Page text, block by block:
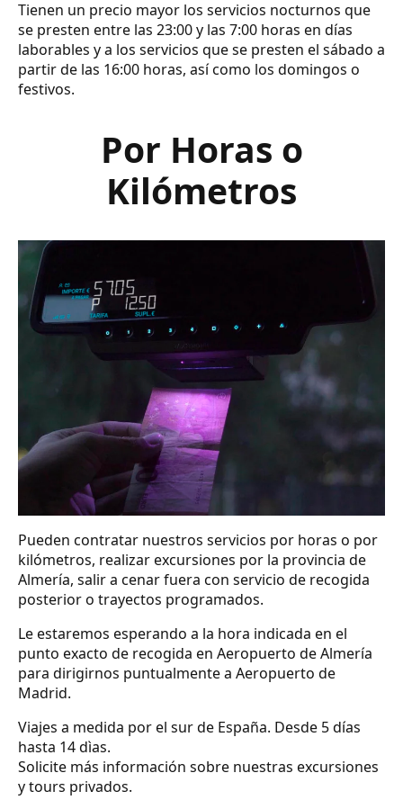
Tienen un precio mayor los servicios nocturnos que
se presten entre las 23:00 y las 7:00 horas en días
laborables y a los servicios que se presten el sábado a
partir de las 16:00 horas, así como los domingos o
festivos.
Por Horas o
Kilómetros
Pueden contratar nuestros servicios por horas o por
kilómetros, realizar excursiones por la provincia de
Almería, salir a cenar fuera con servicio de recogida
posterior o trayectos programados.
Le estaremos esperando a la hora indicada en el
punto exacto de recogida en Aeropuerto de Almería
para dirigirnos puntualmente a Aeropuerto de
Madrid.
Viajes a medida por el sur de España. Desde 5 días
hasta 14 dìas.
Solicite más información sobre nuestras excursiones
y tours privados.